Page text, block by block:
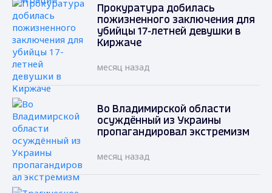
Прокуратура добилась
пожизненного заключения для
убийцы 17-летней девушки в
Киржаче
месяц назад
Во Владимирской области
осуждённый из Украины
пропагандировал экстремизм
месяц назад